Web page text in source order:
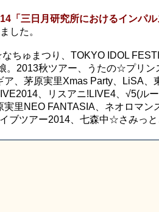
「三日月研究所におけるインパル
した。
ちゅまつり、TOKYO IDOL
2013秋ツアー、うたの☆プリン
、茅原実里Xmas Party、LiSA、
、リスアニ!LIVE4、√5(ル
里NEO FANTASIA、ネオロマン
ブツアー2014、七森中☆さみっ